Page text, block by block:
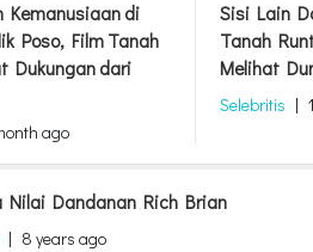
Kemanusiaan di
Poso, Film Tanah
Dukungan dari
ago
Sisi Lain
Tanah
Melihat
Selebritis |
Nilai Dandanan Rich Brian
| 8 years ago